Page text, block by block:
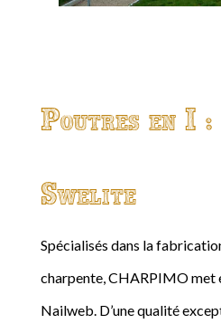
Poutres en I
Swelite
Spécialisés dans la
charpente, CHARPIMO met
Nailweb. D’une qualité